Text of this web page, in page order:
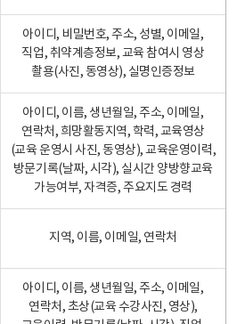
아이디, 비밀번호, 주소, 성별, 이메일,
직업, 취약계층정보, 교육 참여시 영상
촬용(사진, 동영상), 실명인증정보
아이디, 이름, 생년월일, 주소, 이메일,
연락처, 희망활동지역, 학력, 교육영상
(교육 운영시 사진, 동영상), 교육운영이력,
방문기록(날짜, 시각), 실시간 양방향교육
가능여부, 자격증, 주요지도 경력
지역, 이름, 이메일, 연락처
아이디, 이름, 생년월일, 주소, 이메일,
연락처, 초상(교육 수강사진, 영상),